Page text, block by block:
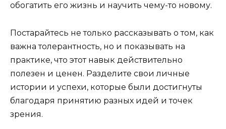
обогатить его жизнь и научить чему-то новому.
Постарайтесь не только рассказывать о том, как
важна толерантность, но и показывать на
практике, что этот навык действительно
полезен и ценен. Разделите свои личные
истории и успехи, которые были достигнуты
благодаря принятию разных идей и точек
зрения.